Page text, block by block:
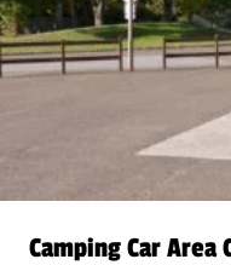
Camping Car